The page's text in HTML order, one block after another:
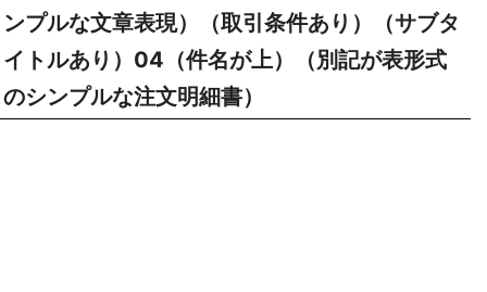
ンプルな文章表現）（取引条件あり）（サブタ
イトルあり）04（件名が上）（別記が表形式
のシンプルな注文明細書）